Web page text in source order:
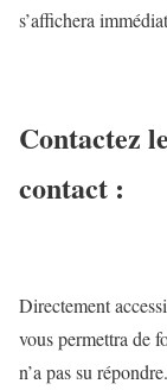
s’affichera
Contactez
contact :
Directement
vous permettra de
n’a pas su